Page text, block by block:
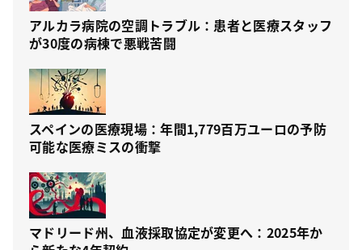
アルカラ病院の空調トラブル：患者と医療スタッフ
が30度の病棟で悪戦苦闘
スペインの医療現場：年間1,779百万ユーロの予防
可能な医療ミスの衝撃
マドリード州、血液採取協定が変更へ：2025年か